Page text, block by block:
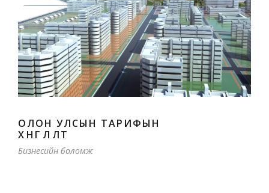
ОЛОН УЛСЫН ТАРИФЫН
ХӨНГӨЛӨЛТ
Бизнесийн боломж